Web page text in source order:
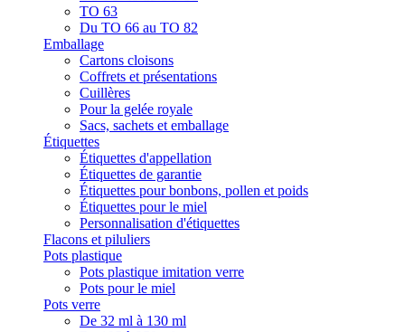
TO 63
Du TO 66 au TO 82
Emballage
Cartons cloisons
Coffrets et présentations
Cuillères
Pour la gelée royale
Sacs, sachets et emballage
Étiquettes
Étiquettes d'appellation
Étiquettes de garantie
Étiquettes pour bonbons, pollen et poids
Étiquettes pour le miel
Personnalisation d'étiquettes
Flacons et piluliers
Pots plastique
Pots plastique imitation verre
Pots pour le miel
Pots verre
De 32 ml à 130 ml